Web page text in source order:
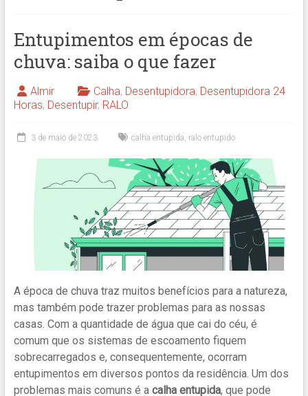
Entupimentos em épocas de
chuva: saiba o que fazer
Almir Calha, Desentupidora, Desentupidora 24
Horas, Desentupir, RALO
3 de maio de 2023 calha entupida, ralo entupido
A época de chuva traz muitos benefícios para a natureza,
mas também pode trazer problemas para as nossas
casas. Com a quantidade de água que cai do céu, é
comum que os sistemas de escoamento fiquem
sobrecarregados e, consequentemente, ocorram
entupimentos em diversos pontos da residência. Um dos
problemas mais comuns é a calha entupida, que pode